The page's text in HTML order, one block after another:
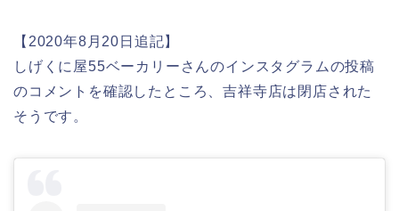
【2020年8月20日追記】
しげくに屋55ベーカリーさんのインスタグラムの投稿
のコメントを確認したところ、吉祥寺店は閉店された
そうです。